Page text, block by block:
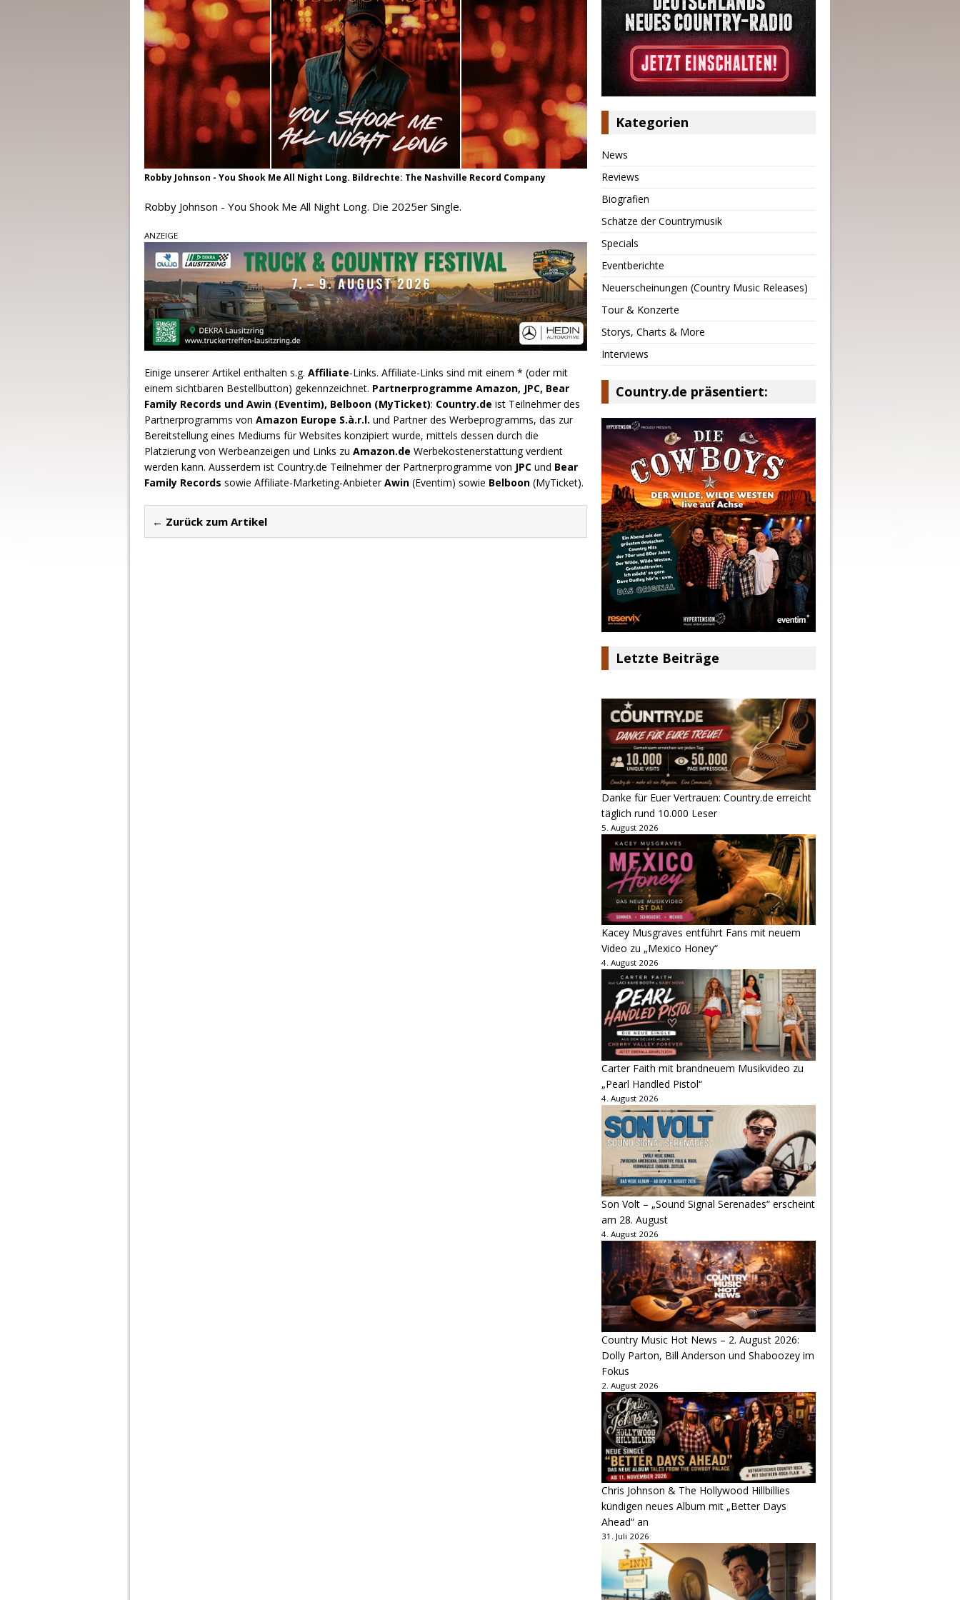
Robby Johnson - You Shook Me All Night Long. Bildrechte: The Nashville Record Company
Robby Johnson - You Shook Me All Night Long. Die 2025er Single.
ANZEIGE
Einige unserer Artikel enthalten s.g. Affiliate-Links. Affiliate-Links sind mit einem * (oder mit
einem sichtbaren Bestellbutton) gekennzeichnet. Partnerprogramme Amazon, JPC, Bear
Family Records und Awin (Eventim), Belboon (MyTicket): Country.de ist Teilnehmer des
Partnerprogramms von Amazon Europe S.à.r.l. und Partner des Werbeprogramms, das zur
Bereitstellung eines Mediums für Websites konzipiert wurde, mittels dessen durch die
Platzierung von Werbeanzeigen und Links zu Amazon.de Werbekostenerstattung verdient
werden kann. Ausserdem ist Country.de Teilnehmer der Partnerprogramme von JPC und Bear
Family Records sowie Affiliate-Marketing-AnbieterAwin (Eventim) sowie Belboon (MyTicket).
← Zurück zum Artikel
Kategorien
News
Reviews
Biografien
Schätze der Countrymusik
Specials
Eventberichte
Neuerscheinungen (Country Music Releases)
Tour & Konzerte
Storys, Charts & More
Interviews
Country.de präsentiert:
Letzte Beiträge
Danke für Euer Vertrauen: Country.de erreicht
täglich rund 10.000 Leser
5. August 2026
Kacey Musgraves entführt Fans mit neuem
Video zu „Mexico Honey“
4. August 2026
Carter Faith mit brandneuem Musikvideo zu
„Pearl Handled Pistol“
4. August 2026
Son Volt – „Sound Signal Serenades“ erscheint
am 28. August
4. August 2026
Country Music Hot News – 2. August 2026:
Dolly Parton, Bill Anderson und Shaboozey im
Fokus
2. August 2026
Chris Johnson & The Hollywood Hillbillies
kündigen neues Album mit „Better Days
Ahead“ an
31. Juli 2026